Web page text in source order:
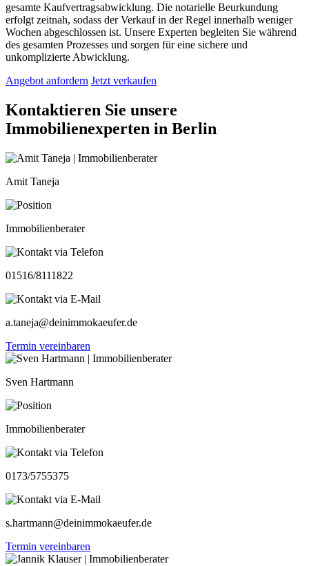
gesamte Kaufvertragsabwicklung. Die notarielle Beurkundung
erfolgt zeitnah, sodass der Verkauf in der Regel innerhalb weniger
Wochen abgeschlossen ist. Unsere Experten begleiten Sie während
des gesamten Prozesses und sorgen für eine sichere und
unkomplizierte Abwicklung.
Angebot anfordern Jetzt verkaufen
Kontaktieren Sie unsere
Immobilienexperten in Berlin
Amit Taneja
Immobilienberater
01516/8111822
a.taneja@deinimmokaeufer.de
Termin vereinbaren
Sven Hartmann
Immobilienberater
0173/5755375
s.hartmann@deinimmokaeufer.de
Termin vereinbaren